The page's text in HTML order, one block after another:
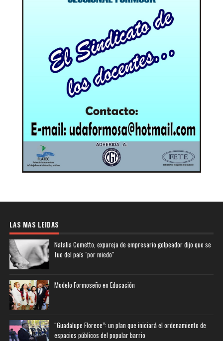
LAS MAS LEIDAS
Natalia Cometto, expareja de empresario golpeador dijo que se
fue del país "por miedo"
Modelo Formoseño en Educación
“Guadalupe Florece”: un plan que iniciará el ordenamiento de
espacios públicos del popular barrio